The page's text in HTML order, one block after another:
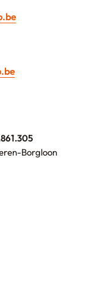
Borgloon